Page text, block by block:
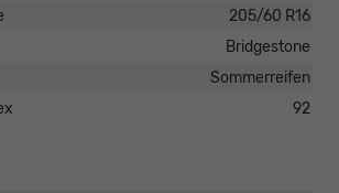
205/60 R16
Bridgestone
Sommerreifen
92